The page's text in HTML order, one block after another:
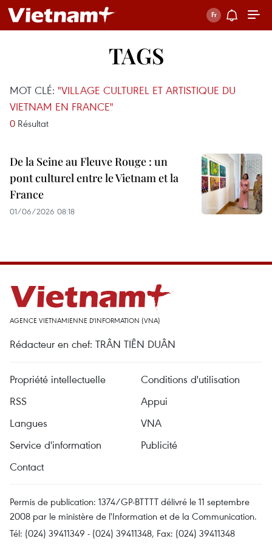
TAGS
MOT CLÉ: "VILLAGE CULTUREL ET ARTISTIQUE DU
VIETNAM EN FRANCE"
0 Résultat
De la Seine au Fleuve Rouge : un
pont culturel entre le Vietnam et la
France
01/06/2026 08:18
AGENCE VIETNAMIENNE D'INFORMATION (VNA)
Rédacteur en chef: TRÂN TIÊN DUÂN
Propriété intellectuelle
Conditions d'utilisation
RSS
Appui
Langues
VNA
Service d'information
Publicité
Contact
Permis de publication: 1374/GP-BTTTT délivré le 11 septembre
2008 par le ministère de l'Information et de la Communication.
Tél: (024) 39411349 - (024) 39411348, Fax: (024) 39411348